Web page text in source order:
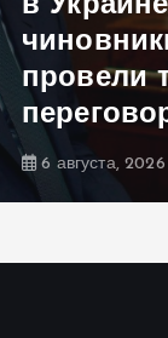
в
провели
6 августа, 2026